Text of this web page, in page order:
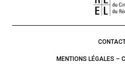
MENTIONS LÉGALES –